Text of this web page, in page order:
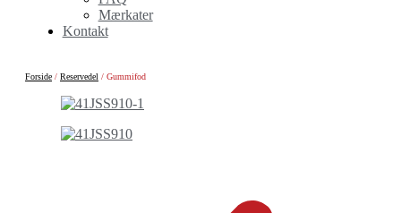
Mærkater
Kontakt
Forside / Reservedel / Gummifod